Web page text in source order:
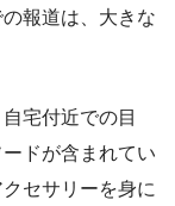
報道は、大きな
宅付近での目
ドが含まれてい
セサリーを身に